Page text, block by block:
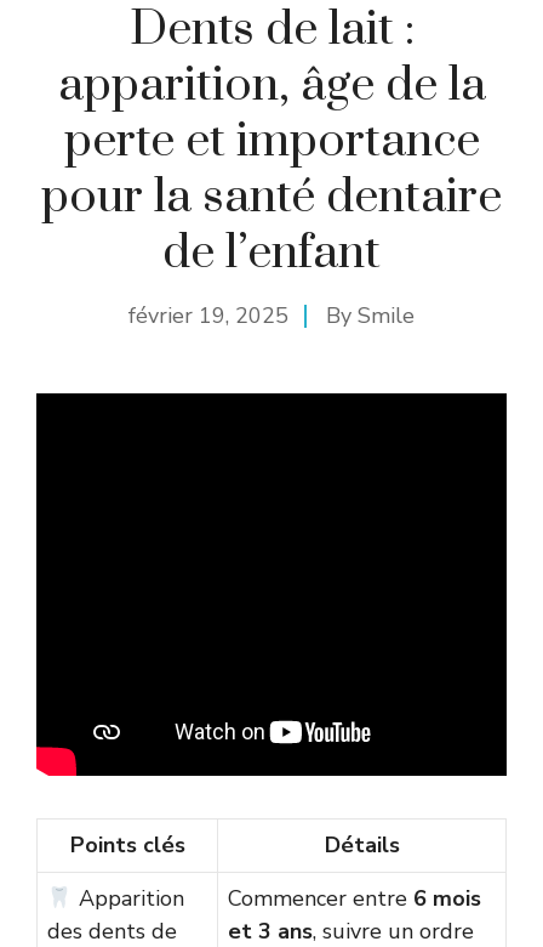
Dents de lait :
apparition, âge de la
perte et importance
pour la santé dentaire
de l’enfant
février 19, 2025 By Smile
Points clés
Détails
Apparition
des dents de
Commencer entre 6 mois
et 3 ans, suivre un ordre